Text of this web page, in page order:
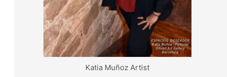
Katia Muñoz Artist